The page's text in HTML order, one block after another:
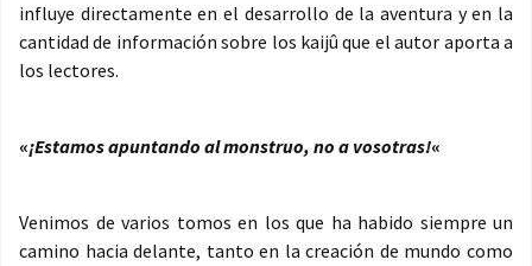
influye directamente en el desarrollo de la aventura y en la
cantidad de información sobre los kaijû que el autor aporta a
los lectores.
«¡Estamos apuntando al monstruo, no a vosotras!«
Venimos de varios tomos en los que ha habido siempre un
camino hacia delante, tanto en la creación de mundo como